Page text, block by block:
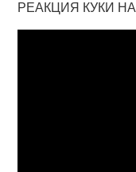
РЕАКЦИЯ КУКИ